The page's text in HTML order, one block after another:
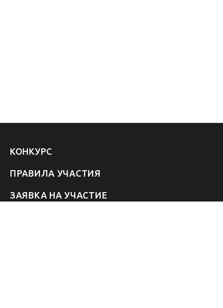
КОНКУРС
ПРАВИЛА УЧАСТИЯ
ЗАЯВКА НА УЧАСТИЕ